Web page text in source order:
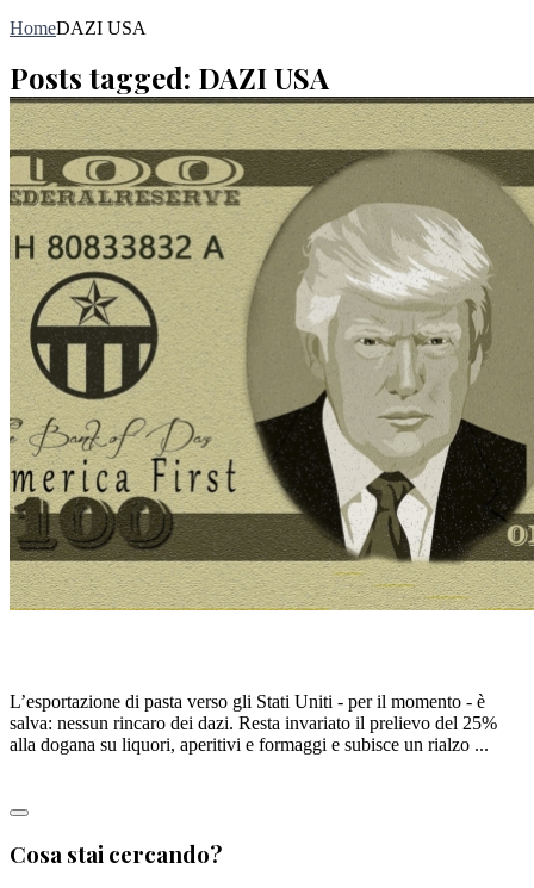
HomeDAZI USA
Posts tagged: DAZI USA
L’esportazione di pasta verso gli Stati Uniti - per il momento - è
salva: nessun rincaro dei dazi. Resta invariato il prelievo del 25%
alla dogana su liquori, aperitivi e formaggi e subisce un rialzo ...
Cosa stai cercando?